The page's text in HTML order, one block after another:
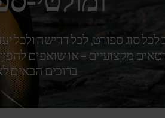
לכל סוג ספורט, לכל דרישה ולכל
מקצועיים – או שואפים
ברוכים הבאים